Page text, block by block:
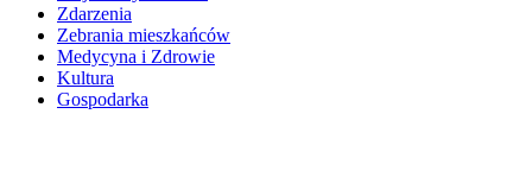
Zdarzenia
Zebrania mieszkańców
Medycyna i Zdrowie
Kultura
Gospodarka